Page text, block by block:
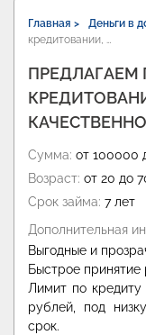
Главная > Деньги в
кредитовании, …
Сумма: от 100000
Возраст: от 20 до
Срок займа: 7 лет
Дополнительная
Выгодные и
Быстрое принятие
Лимит по
рублей, под
срок.